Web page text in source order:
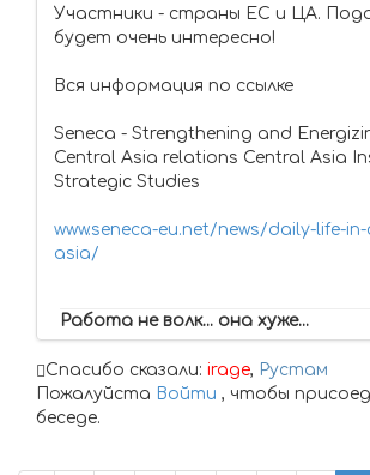
Участники - страны ЕС и ЦА.
будет очень интересно!
Вся информация по ссылке
Seneca - Strengthening and
Central Asia relations Central Asia
Strategic Studies
www.seneca-eu.net/news/daily-life-
asia/
Работа не волк... она хуже...
Спасибо сказали: irage, Рустам
Пожалуйста Войти , чтобы
беседе.